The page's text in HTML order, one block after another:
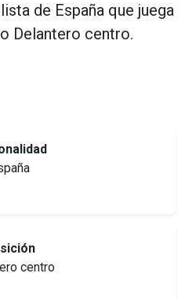
de Españaque juega
Delantero centro.
centro